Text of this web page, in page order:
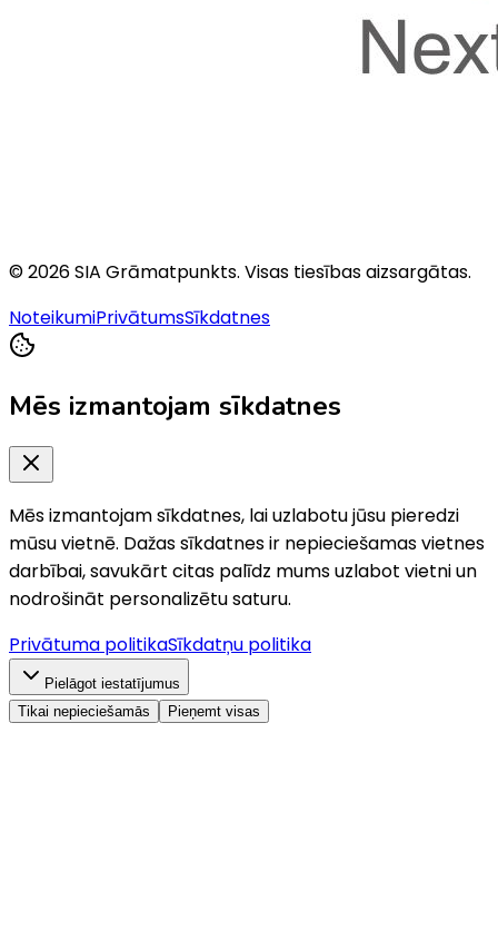
©2026SIA Grāmatpunkts. Visas tiesības aizsargātas.
NoteikumiPrivātumsSīkdatnes
Mēs izmantojam sīkdatnes
Mēs izmantojam sīkdatnes, lai uzlabotu jūsu pieredzi
mūsu vietnē. Dažas sīkdatnes ir nepieciešamas vietnes
darbībai, savukārt citas palīdz mums uzlabot vietni un
nodrošināt personalizētu saturu.
Privātuma politikaSīkdatņu politika
Pielāgot iestatījumus
Tikai nepieciešamās
Pieņemt visas